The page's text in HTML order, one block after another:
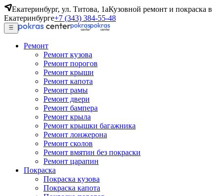
Екатеринбург, ул. Титова, 1аКузовной ремонт и покраска в
Екатеринбурге+7 (343) 384-55-48
Ремонт
Ремонт кузова
Ремонт порогов
Ремонт крыши
Ремонт капота
Ремонт рамы
Ремонт двери
Ремонт бампера
Ремонт крыла
Ремонт крышки багажника
Ремонт лонжерона
Ремонт сколов
Ремонт вмятин без покраски
Ремонт царапин
Покраска
Покраска кузова
Покраска капота